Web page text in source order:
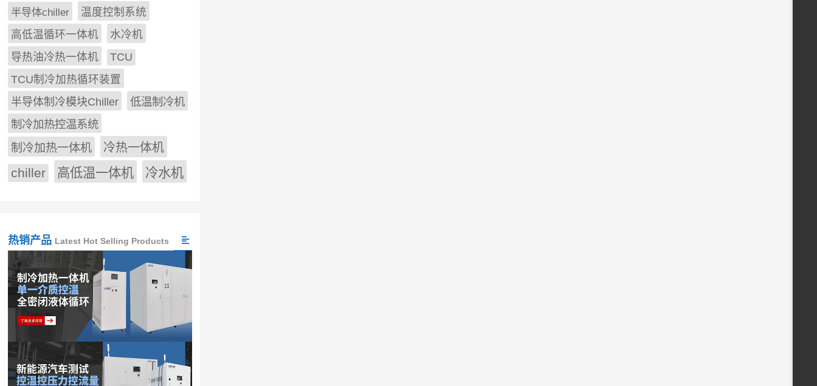
半导体chiller
温度控制系统
高低温循环一体机
水冷机
导热油冷热一体机
TCU
TCU制冷加热循环装置
半导体制冷模块Chiller
低温制冷机
制冷加热控温系统
制冷加热一体机
冷热一体机
chiller 高低温一体机 冷水机
热销产品 Latest Hot Selling Products